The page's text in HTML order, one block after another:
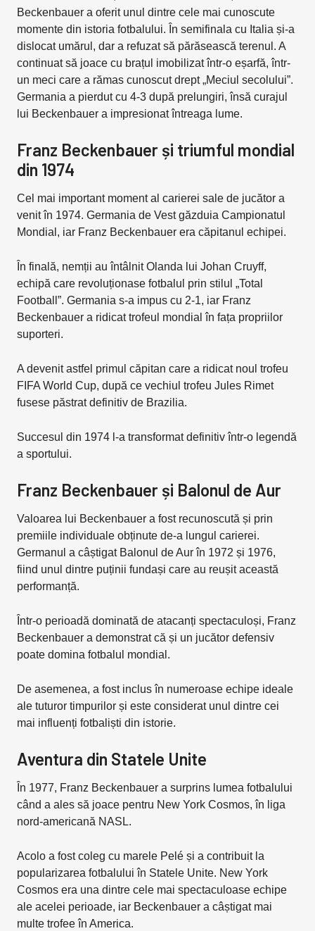
Beckenbauer a oferit unul dintre cele mai cunoscute
momente din istoria fotbalului. În semifinala cu Italia și-a
dislocat umărul, dar a refuzat să părăsească terenul. A
continuat să joace cu brațul imobilizat într-o eșarfă, într-
un meci care a rămas cunoscut drept „Meciul secolului”.
Germania a pierdut cu 4-3 după prelungiri, însă curajul
lui Beckenbauer a impresionat întreaga lume.
Franz Beckenbauer și triumful mondial
din 1974
Cel mai important moment al carierei sale de jucător a
venit în 1974. Germania de Vest găzduia Campionatul
Mondial, iar Franz Beckenbauer era căpitanul echipei.
În finală, nemții au întâlnit Olanda lui Johan Cruyff,
echipă care revoluționase fotbalul prin stilul „Total
Football”. Germania s-a impus cu 2-1, iar Franz
Beckenbauer a ridicat trofeul mondial în fața propriilor
suporteri.
A devenit astfel primul căpitan care a ridicat noul trofeu
FIFA World Cup, după ce vechiul trofeu Jules Rimet
fusese păstrat definitiv de Brazilia.
Succesul din 1974 l-a transformat definitiv într-o legendă
a sportului.
Franz Beckenbauer și Balonul de Aur
Valoarea lui Beckenbauer a fost recunoscută și prin
premiile individuale obținute de-a lungul carierei.
Germanul a câștigat Balonul de Aur în 1972 și 1976,
fiind unul dintre puținii fundași care au reușit această
performanță.
Într-o perioadă dominată de atacanți spectaculoși, Franz
Beckenbauer a demonstrat că și un jucător defensiv
poate domina fotbalul mondial.
De asemenea, a fost inclus în numeroase echipe ideale
ale tuturor timpurilor și este considerat unul dintre cei
mai influenți fotbaliști din istorie.
Aventura din Statele Unite
În 1977, Franz Beckenbauer a surprins lumea fotbalului
când a ales să joace pentru New York Cosmos, în liga
nord-americană NASL.
Acolo a fost coleg cu marele Pelé și a contribuit la
popularizarea fotbalului în Statele Unite. New York
Cosmos era una dintre cele mai spectaculoase echipe
ale acelei perioade, iar Beckenbauer a câștigat mai
multe trofee în America.